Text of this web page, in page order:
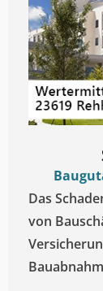
Das
von